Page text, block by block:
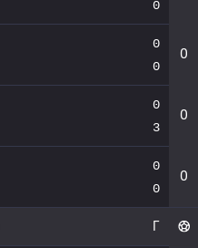
0
0
0
0
0
3
0
0
0
0
Г